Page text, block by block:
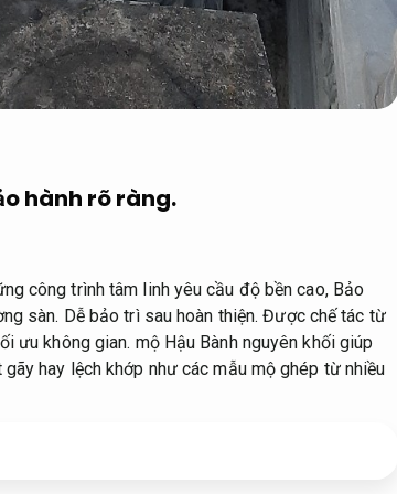
hành rõ ràng.
công trình tâm linh yêu cầu độ bền cao, Bảo
sàn. Dễ bảo trì sau hoàn thiện. Được chế tác từ
ưu không gian. mộ Hậu Bành nguyên khối giúp
hay lệch khớp như các mẫu mộ ghép từ nhiều